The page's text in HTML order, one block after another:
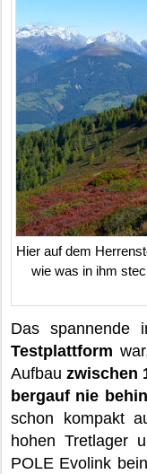
Hier auf dem
wie was in ihm
Das
Testplattform
Aufbau zwischen
bergauf nie
schon kompakt
hohen Tretlager
POLE Evolink